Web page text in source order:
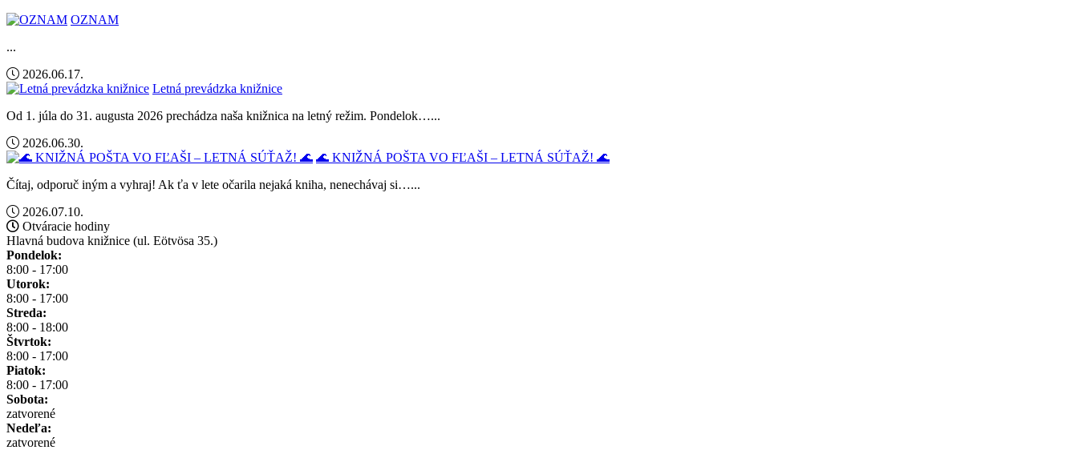
OZNAM
...
2026.06.17.
Letná prevádzka knižnice
Od 1. júla do 31. augusta 2026 prechádza naša knižnica na letný režim. Pondelok…...
2026.06.30.
🌊 KNIŽNÁ POŠTA VO FĽAŠI – LETNÁ SÚŤAŽ! 🌊
Čítaj, odporuč iným a vyhraj! Ak ťa v lete očarila nejaká kniha, nenechávaj si…...
2026.07.10.
Otváracie hodiny
Hlavná budova knižnice (ul. Eötvösa 35.)
Pondelok:
8:00 - 17:00
Utorok:
8:00 - 17:00
Streda:
8:00 - 18:00
Štvrtok:
8:00 - 17:00
Piatok:
8:00 - 17:00
Sobota:
zatvorené
Nedeľa:
zatvorené